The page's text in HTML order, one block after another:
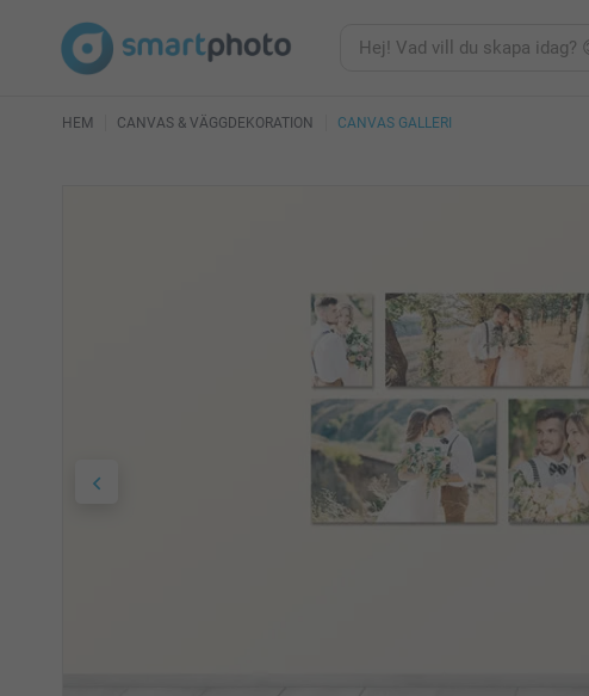
HEM CANVAS & VÄGGDEKORATION CANVAS GALLERI